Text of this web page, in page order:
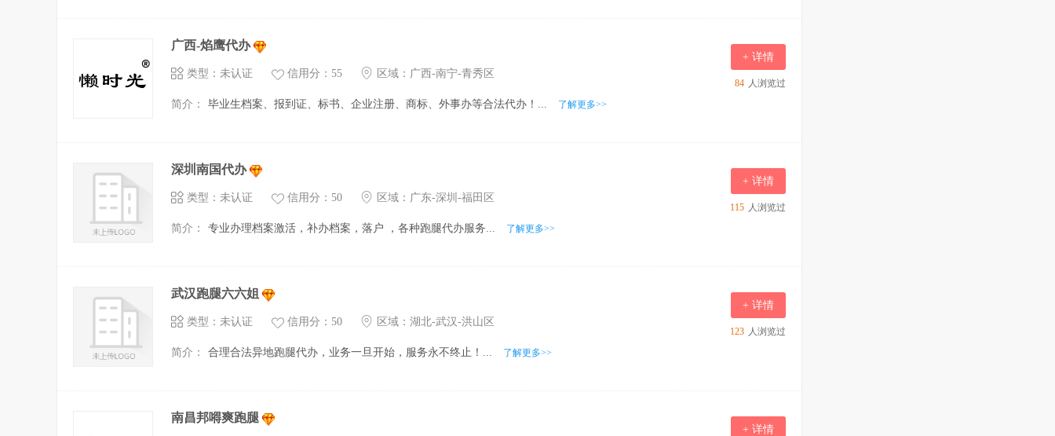
广西-焰鹰代办
类型：未认证 信用分：55 区域： 广西-南宁-青秀区
简介： 毕业生档案、报到证、标书、企业注册、商标、外事办等合法代办！... 了解更多>>
+ 详情
84 人浏览过
深圳南国代办
类型：未认证 信用分：50 区域： 广东-深圳 -福田区
简介： 专业办理档案激活，补办档案，落户 ，各种跑腿代办服务... 了解更多>>
+ 详情
115 人浏览过
武汉跑腿六六姐
类型：未认证 信用分：50 区域： 湖北-武汉-洪山区
简介： 合理合法异地跑腿代办，业务一旦开始，服务永不终止！... 了解更多>>
+ 详情
123 人浏览过
南昌邦嘚爽跑腿
+ 详情